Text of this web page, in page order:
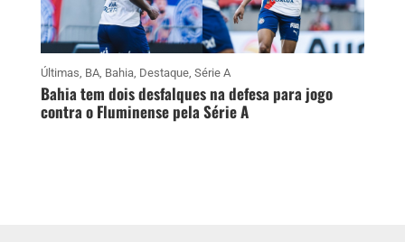
Últimas, BA, Bahia, Destaque, Série A
Bahia tem dois desfalques na defesa para jogo
contra o Fluminense pela Série A